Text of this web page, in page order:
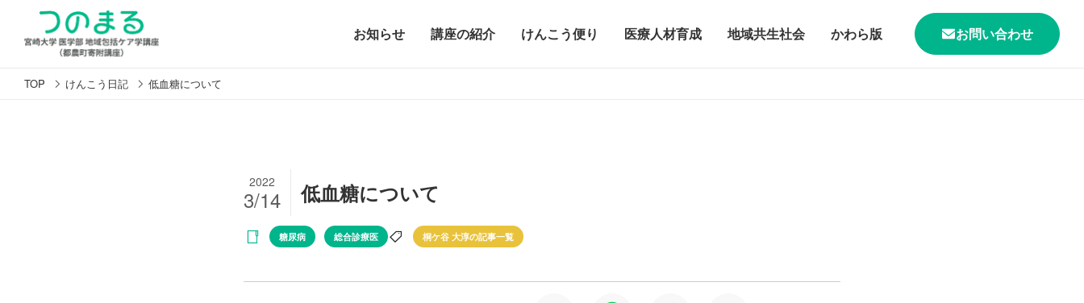
お知らせ 講座の紹介 けんこう便り 医療人材育成 地域共生社会 かわら版 お問い合わせ
TOP けんこう日記 低血糖について
低血糖について
2022
3/14
糖尿病 総合診療医 桐ケ谷 大淳の記事一覧